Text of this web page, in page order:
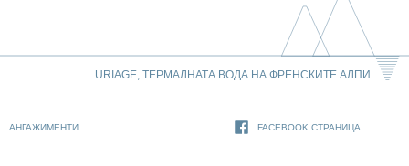
URIAGE, ТЕРМАЛНАТА ВОДА НА ФРЕНСКИТЕ АЛПИ
АНГАЖИМЕНТИ FACEBOOK СТРАНИЦА